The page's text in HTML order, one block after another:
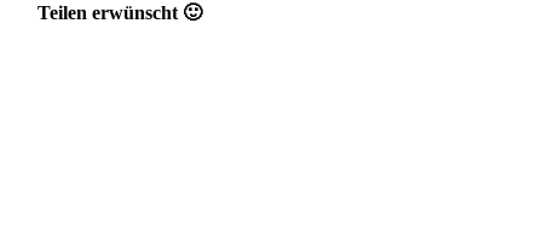
Teilen erwünscht 🙂